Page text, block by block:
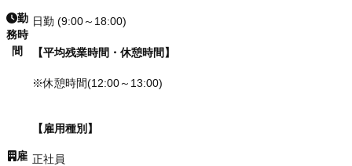
勤
務時
間
日勤 (9:00～18:00)
【平均残業時間・休憩時間】
※休憩時間(12:00～13:00)
雇
【雇用種別】
正社員